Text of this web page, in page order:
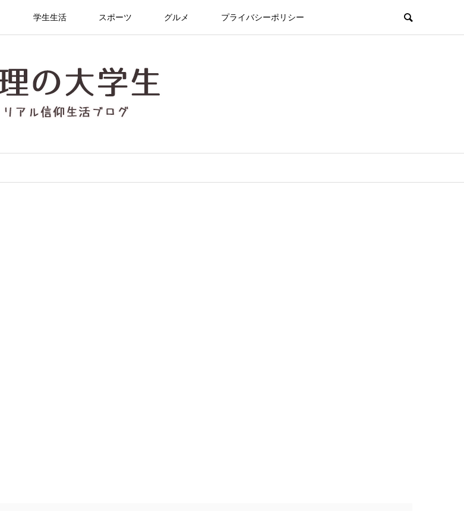
学生生活 スポーツ グルメ プライバシーポリシー